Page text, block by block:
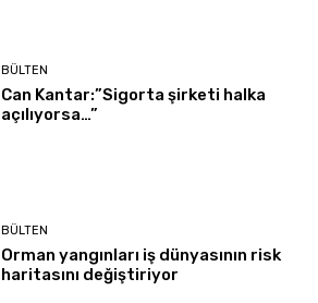
BÜLTEN
Can Kantar:”Sigorta şirketi halka
açılıyorsa…”
BÜLTEN
Orman yangınları iş dünyasının risk
haritasını değiştiriyor